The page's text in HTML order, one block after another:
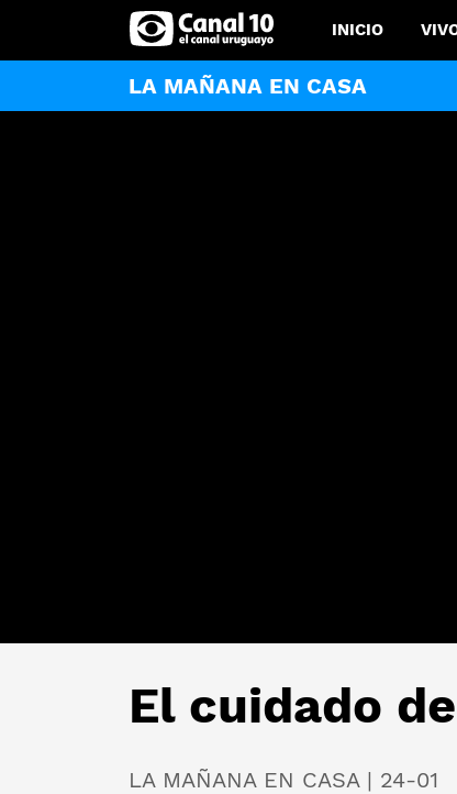
INICIO
LA MAÑANA EN CASA
El cuidado
LA MAÑANA EN CASA | 24-01